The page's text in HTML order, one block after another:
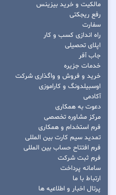
مالکیت و خرید بیزینس
رفع ریجکتی
سفارت
راه اندازی کسب و کار
اپلای تحصیلی
جاب آفر
خدمات جزیره
خرید و فروش و واگذاری شرکت
اوسبیلدونگ و کاراموزی
آکادمی
دعوت به همکاری
مرکز مشاوره تخصصی
فرم استخدام و همکاری
تمدید سیم کارت بین المللی
فرم افتتاح حساب بین المللی
فرم ثبت شرکت
سامانه پرداخت
ارتباط با ما
پرتال اخبار و اطلاعیه ها